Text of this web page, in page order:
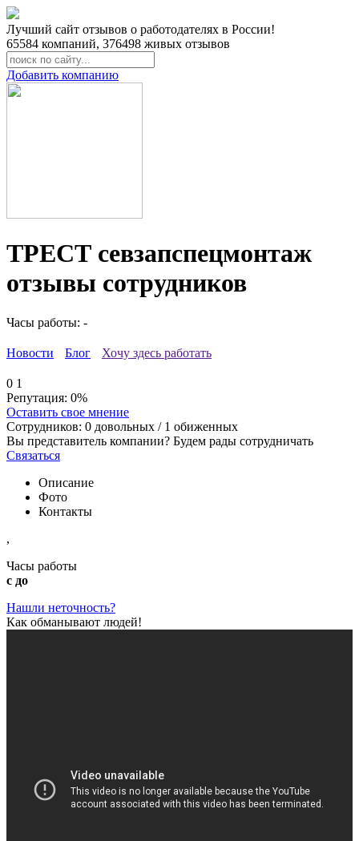
Лучший сайт отзывов о работодателях в России!
65584 компаний, 376498 живых отзывов
Добавить компанию
ТРЕСТ севзапспецмонтаж
отзывы сотрудников
Часы работы: -
Новости Блог Хочу здесь работать
0 1
Репутация: 0%
Оставить свое мнение
Сотрудников: 0 довольных / 1 обиженных
Вы представитель компании? Будем рады сотрудничать
Связаться
Описание
Фото
Контакты
,
Часы работы
с до
Нашли неточность?
Как обманывают людей!